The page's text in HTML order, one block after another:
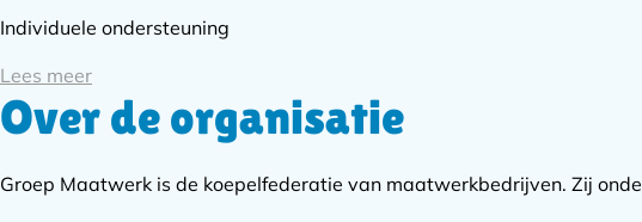
Individuele ondersteuning
Lees meer
Over de organisatie
Groep Maatwerk is de koepelfederatie van maatwerkbedrijven. Zij